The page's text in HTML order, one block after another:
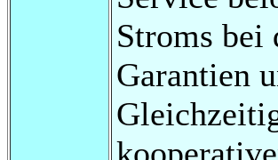
Stroms bei
Garantien